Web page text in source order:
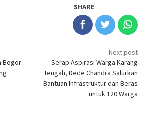
SHARE
Bogor
Next post
Serap Aspirasi Warga Karang
Tengah, Dede Chandra Salurkan
Bantuan Infrastruktur dan Beras
untuk 120 Warga